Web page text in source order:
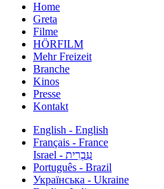
Home
Greta
Filme
HÖRFILM
Mehr Freizeit
Branche
Kinos
Presse
Kontakt
English - English
Français - France
עִבְרִית - Israel
Português - Brazil
Українська - Ukraine